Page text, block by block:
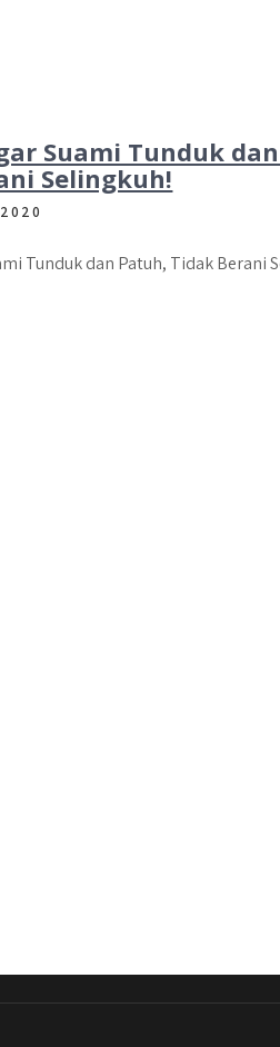
Suami Tunduk
Selingkuh!
Tunduk dan Patuh, Tidak Berani